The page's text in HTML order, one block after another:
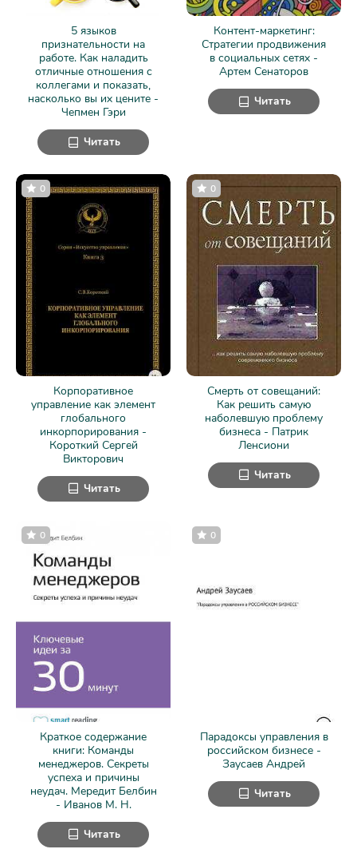
5 языков
признательности на
работе. Как наладить
отличные отношения с
коллегами и показать,
насколько вы их цените -
Чепмен Гэри
Читать
Контент-маркетинг:
Стратегии продвижения
в социальных сетях -
Артем Сенаторов
Читать
Корпоративное
управление как элемент
глобального
инкорпорирования -
Короткий Сергей
Викторович
0
Читать
Смерть от совещаний:
Как решить самую
наболевшую проблему
бизнеса - Патрик
Ленсиони
0
Читать
Краткое содержание
книги: Команды
менеджеров. Секреты
успеха и причины
неудач. Мередит Белбин
- Иванов М. Н.
0
Читать
Парадоксы управления в
российском бизнесе -
Заусаев Андрей
0
Читать